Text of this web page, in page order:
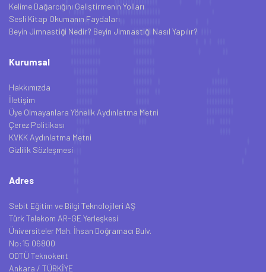
Kelime Dağarcığını Geliştirmenin Yolları
Sesli Kitap Okumanın Faydaları
Beyin Jimnastiği Nedir? Beyin Jimnastiği Nasıl Yapılır?
Kurumsal
Hakkımızda
İletişim
Üye Olmayanlara Yönelik Aydınlatma Metni
Çerez Politikası
KVKK Aydınlatma Metni
Gizlilik Sözleşmesi
Adres
Sebit Eğitim ve Bilgi Teknolojileri AŞ
Türk Telekom AR-GE Yerleşkesi
Üniversiteler Mah. İhsan Doğramacı Bulv.
No:15 06800
ODTÜ Teknokent
Ankara / TÜRKİYE